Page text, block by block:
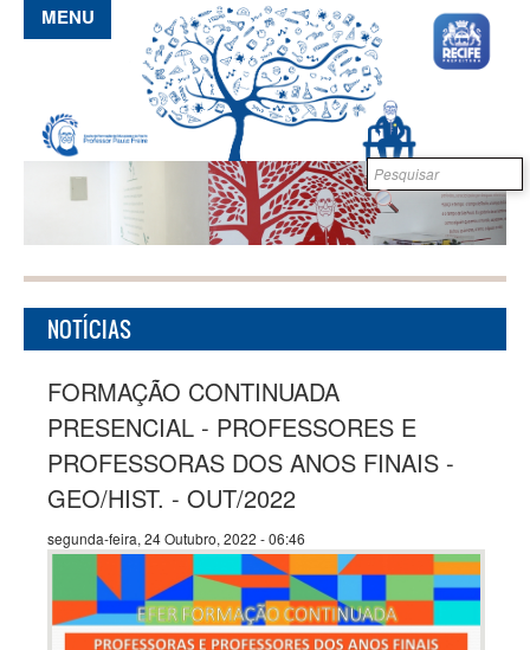
Pular para o conteúdo principal
Formulário de
busca
MENU
NOTÍCIAS
FORMAÇÃO CONTINUADA
PRESENCIAL - PROFESSORES E
PROFESSORAS DOS ANOS FINAIS -
GEO/HIST. - OUT/2022
segunda-feira, 24 Outubro, 2022 - 06:46